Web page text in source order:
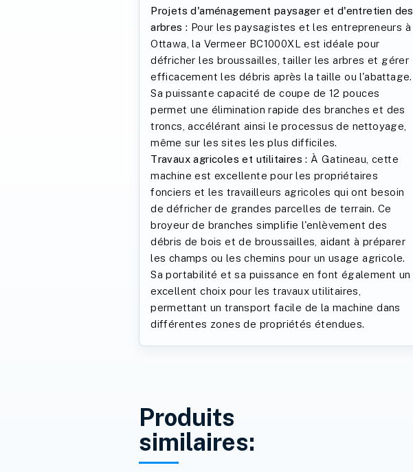
Projets d'aménagement paysager et d'entretien des
arbres : Pour les paysagistes et les entrepreneurs à
Ottawa, la Vermeer BC1000XL est idéale pour
défricher les broussailles, tailler les arbres et gérer
efficacement les débris après la taille ou l'abattage.
Sa puissante capacité de coupe de 12 pouces
permet une élimination rapide des branches et des
troncs, accélérant ainsi le processus de nettoyage,
même sur les sites les plus difficiles.
Travaux agricoles et utilitaires : À Gatineau, cette
machine est excellente pour les propriétaires
fonciers et les travailleurs agricoles qui ont besoin
de défricher de grandes parcelles de terrain. Ce
broyeur de branches simplifie l'enlèvement des
débris de bois et de broussailles, aidant à préparer
les champs ou les chemins pour un usage agricole.
Sa portabilité et sa puissance en font également un
excellent choix pour les travaux utilitaires,
permettant un transport facile de la machine dans
différentes zones de propriétés étendues.
Produits
similaires: